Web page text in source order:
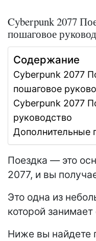
Cyberpunk 2077
пошаговое
Содержание
Cyberpunk 2077
пошаговое
Cyberpunk 2077
руководство
Дополнительные
Поездка — это
2077, и вы
Это одна из
которой
Ниже вы найдете